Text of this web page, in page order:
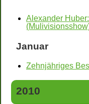
Alexander
Januar
Zehnjähriges
2010